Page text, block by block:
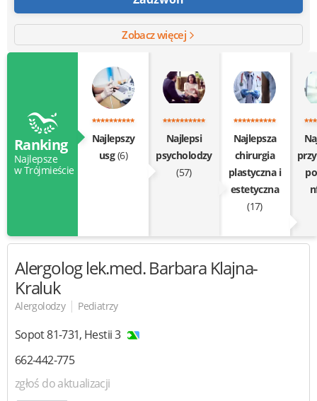
Zobacz więcej
Ranking
Najlepsze
w Trójmieście
Najlepszy
usg(6)
Najlepsi
psycholodzy
(57)
Najlepsza
chirurgia
plastyczna i
estetyczna
(17)
Alergolog lek.med. Barbara Klajna-
Kraluk
Alergolodzy | Pediatrzy
Sopot81-731, Hestii 3
662-442-775
zgłoś do aktualizacji